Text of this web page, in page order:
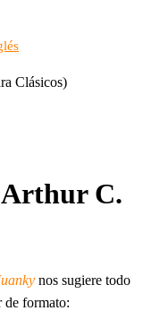
Clásicos)
Arthur C.
nos sugiere todo
de formato: